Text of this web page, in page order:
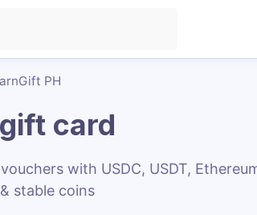
PH
gift card
with USDC, USDT,
stable coins